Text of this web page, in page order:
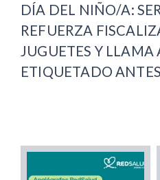
DÍA DEL NIÑO/A:
REFUERZA
JUGUETES Y LLAMA
ETIQUETADO